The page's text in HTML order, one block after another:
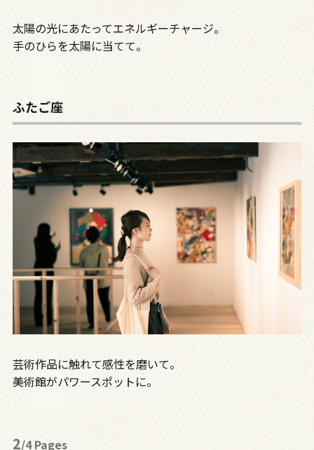
太陽の光にあたってエネルギーチャージ。
手のひらを太陽に当てて。
ふたご座
芸術作品に触れて感性を磨いて。
美術館がパワースポットに。
2/4 Pages